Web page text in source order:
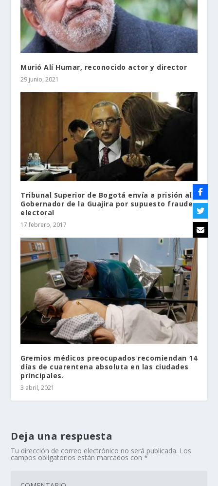
Murió Alí Humar, reconocido actor y director
29 junio, 2021
Tribunal Superior de Bogotá envía a prisión al
Gobernador de la Guajira por supuesto fraude
electoral
17 febrero, 2017
Gremios médicos preocupados recomiendan 14
días de cuarentena absoluta en las ciudades
principales.
3 abril, 2021
Deja una respuesta
Tu dirección de correo electrónico no será publicada. Los
campos obligatorios están marcados con*